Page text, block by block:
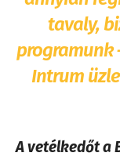
tavaly,
programunk
Intrum
A vetélkedőt a